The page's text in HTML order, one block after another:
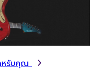
หรับคุณ